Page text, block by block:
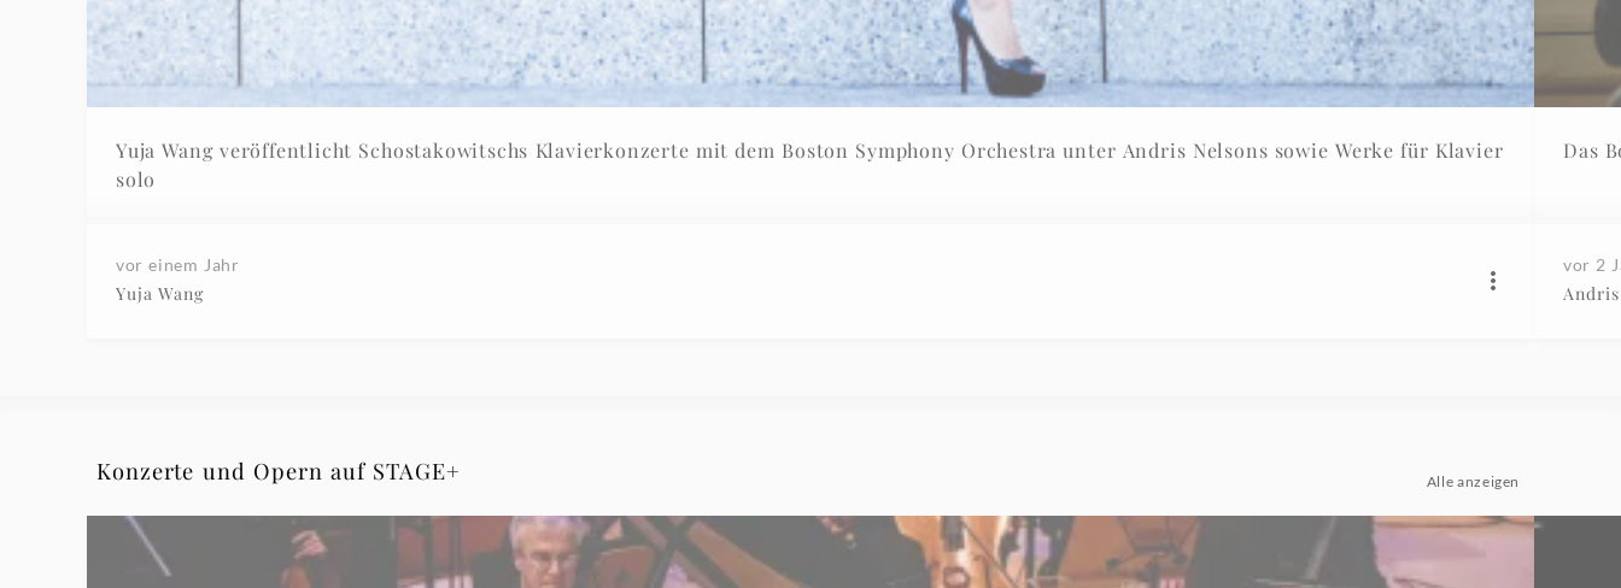
Yuja Wang veröffentlicht Schostakowitschs Klavierkonzerte mit dem Boston Symphony Orchestra unter Andris Nelsons sowie Werke für Klavier
solo
vor einem Jahr
Yuja Wang
vor 2
Konzerte und Opern auf STAGE+ Alle anzeigen